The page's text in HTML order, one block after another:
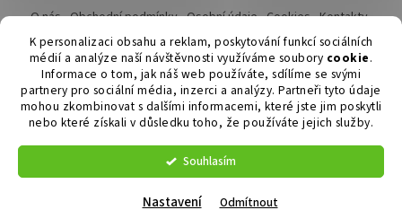
K personalizaci obsahu a reklam, poskytování funkcí sociálních
médií a analýze naší návštěvnosti využíváme soubory cookie.
Informace o tom, jak náš web používáte, sdílíme se svými
partnery pro sociální média, inzerci a analýzy. Partneři tyto údaje
mohou zkombinovat s dalšími informacemi, které jste jim poskytli
nebo které získali v důsledku toho, že používáte jejich služby.
Souhlasím
Nastavení Odmítnout
á
p
O nás Obchodní podmínky Osobní údaje Cookies Kontakty
Reklamační řád
Vytvořil Shoptet
Copyright 2026Duvlan.cz. Všechna práva vyhrazena.Upravit
nastavení cookies